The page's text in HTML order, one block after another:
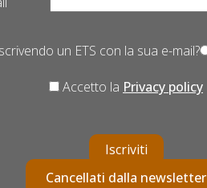
un ETS con la sua e-mail?
Accetto la Privacy policy
Iscriviti
Cancellati dalla newsletter